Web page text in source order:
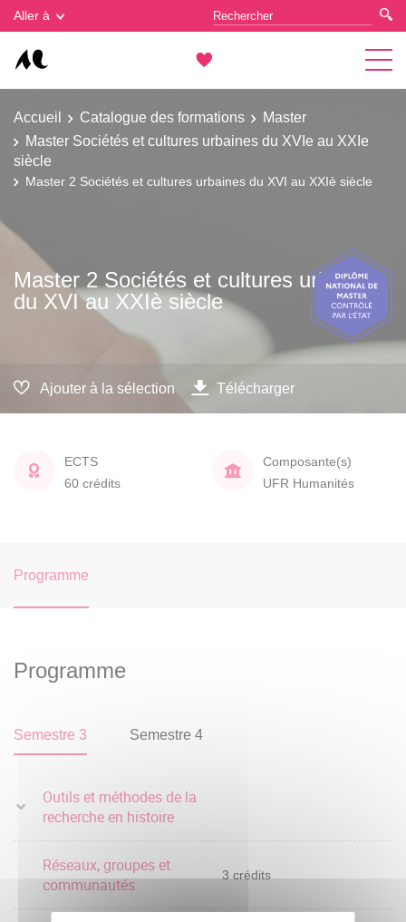
Aller à
Accueil Catalogue des formations
Master
Master Sociétés et cultures urbaines du XVIe au XXIe
siècle
Master 2 Sociétés et cultures urbaines du XVI au XXIè siècle
Master 2 Sociétés et cultures urbaines
du XVI au XXIè siècle
Ajouter à la sélection Télécharger
ECTS
60 crédits
Composante(s)
UFR Humanités
Programme
Programme
Semestre 3 Semestre 4
Outils et méthodes de la
recherche en histoire
Réseaux, groupes et
communautés
3 crédits
Gestion des cookies